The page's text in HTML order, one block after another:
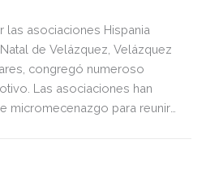
las asociaciones Hispania
de Velázquez, Velázquez
congregó numeroso
Las asociaciones han
micromecenazgo para reunir